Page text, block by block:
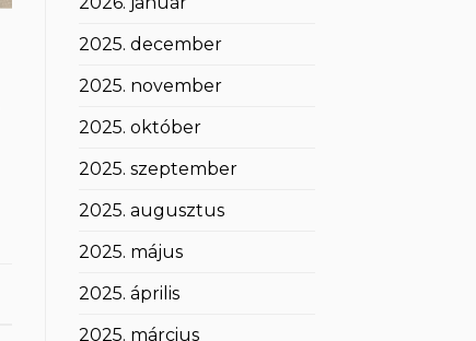
2025. december
2025. november
2025. október
2025. szeptember
2025. augusztus
2025. május
2025. április
2025. március